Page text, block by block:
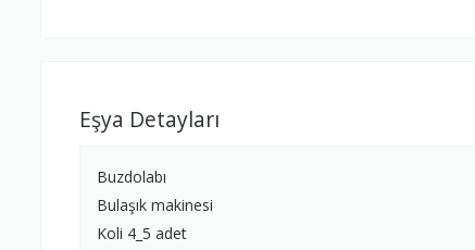
Eşya Detayları
Buzdolabı
Bulaşık makinesi
Koli 4_5 adet